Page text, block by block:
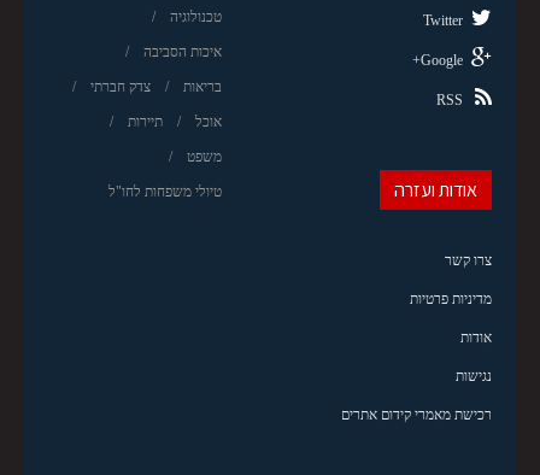
טכנולוגיה
איכות הסביבה
בריאות צדק חברתי
אוכל תיירות
משפט
טיולי משפחות לחו"ל
Twitter
Google+
RSS
אודות ועזרה
צרו קשר
מדיניות פרטיות
אודות
נגישות
רכישת מאמרי קידום אתרים